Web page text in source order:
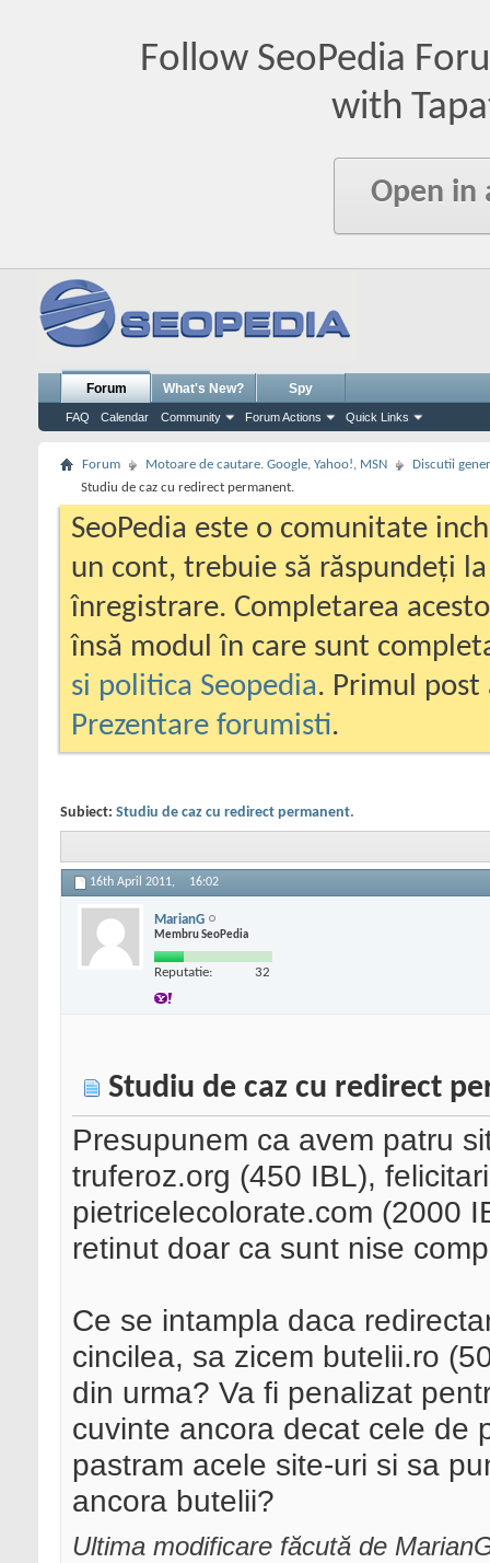
Follow SeoPedia
with
Open in
Forum
FAQ Calendar Community Forum Actions Quick Links
What's New? Spy
Forum Motoare de cautare. Google, Yahoo!, MSN
Discutii
Studiu de caz cu redirect permanent.
SeoPedia este o comunitate
un cont, trebuie să răspundeți
înregistrare. Completarea
însă modul în care sunt
si politica Seopedia. Primul
Prezentare forumisti.
Subiect: Studiu de caz cu redirect permanent.
16th April 2011, 16:02
MarianG
Membru SeoPedia
Reputatie: 32
Studiu de caz cu redirect
Presupunem ca avem patru
truferoz.org (450 IBL),
pietricelecolorate.com (2000
retinut doar ca sunt nise
Ce se intampla daca
cincilea, sa zicem butelii.ro
din urma? Va fi penalizat
cuvinte ancora decat cele de
pastram acele site-uri si sa
ancora butelii?
Ultima modificare făcută de